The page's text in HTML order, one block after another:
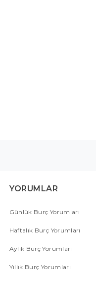
YORUMLAR
Günlük Burç Yorumları
Haftalık Burç Yorumları
Aylık Burç Yorumları
Yıllık Burç Yorumları